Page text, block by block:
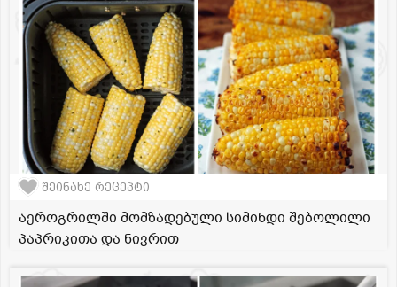
შეინახე რეცეპტი
აეროგრილში მომზადებული სიმინდი შებოლილი
პაპრიკითა და ნივრით